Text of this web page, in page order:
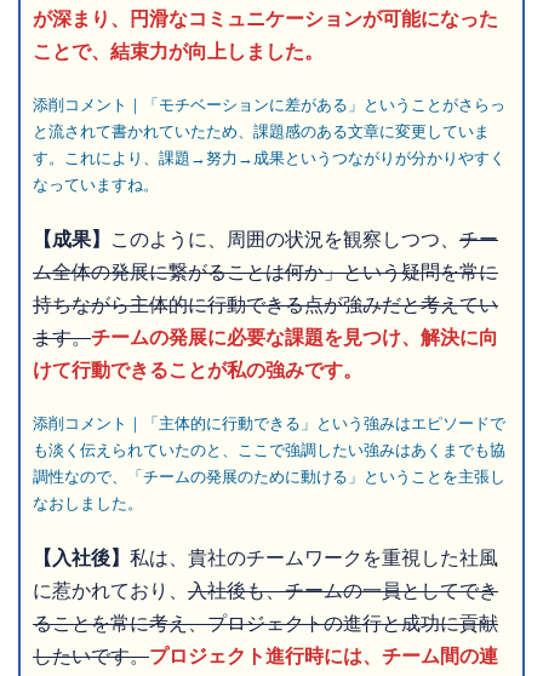
が深まり、円滑なコミュニケーションが可能になった
ことで、結束力が向上しました。
添削コメント｜「モチベーションに差がある」ということがさらっ
と流されて書かれていたため、課題感のある文章に変更していま
す。これにより、課題→努力→成果というつながりが分かりやすく
なっていますね。
【成果】 このように、周囲の状況を観察しつつ、 チー
ム全体の発展に繋がることは何か」という疑問を常に
持ちながら主体的に行動できる点が強みだと考えてい
ます。チームの発展に必要な課題を見つけ、解決に向
けて行動できることが私の強みです。
添削コメント｜「主体的に行動できる」という強みはエピソードで
も淡く伝えられていたのと、ここで強調したい強みはあくまでも協
調性なので、「チームの発展のために動ける」ということを主張し
なおしました。
【入社後】 私は、貴社のチームワークを重視した社風
に惹かれており、 入社後も、チームの一員としてでき
ることを常に考え、プロジェクトの進行と成功に貢献
したいです。プロジェクト進行時には、チーム間の連